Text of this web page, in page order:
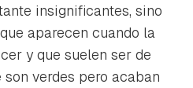
insignificantes, sino
que aparecen cuando la
y que suelen ser de
verdes pero acaban